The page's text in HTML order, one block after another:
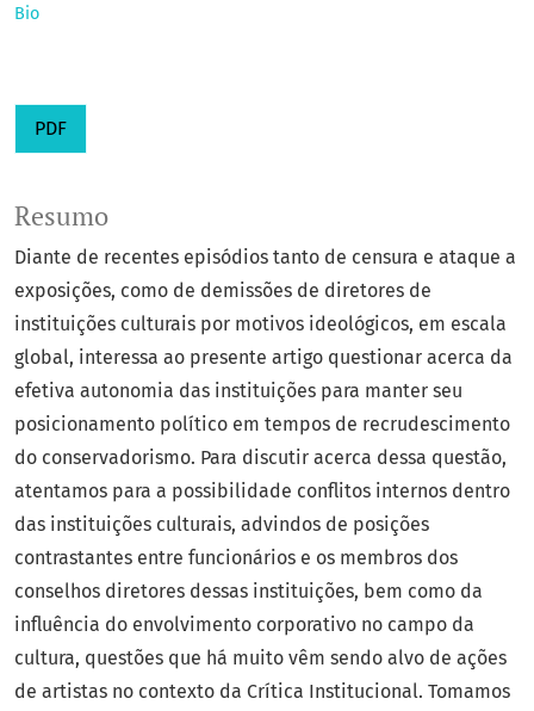
Bio
PDF
Resumo
Diante de recentes episódios tanto de censura e ataque a
exposições, como de demissões de diretores de
instituições culturais por motivos ideológicos, em escala
global, interessa ao presente artigo questionar acerca da
efetiva autonomia das instituições para manter seu
posicionamento político em tempos de recrudescimento
do conservadorismo. Para discutir acerca dessa questão,
atentamos para a possibilidade conflitos internos dentro
das instituições culturais, advindos de posições
contrastantes entre funcionários e os membros dos
conselhos diretores dessas instituições, bem como da
influência do envolvimento corporativo no campo da
cultura, questões que há muito vêm sendo alvo de ações
de artistas no contexto da Crítica Institucional. Tomamos